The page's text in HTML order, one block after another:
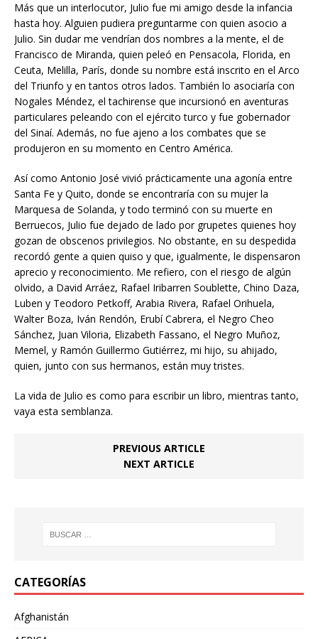
Más que un interlocutor, Julio fue mi amigo desde la infancia
hasta hoy. Alguien pudiera preguntarme con quien asocio a
Julio. Sin dudar me vendrían dos nombres a la mente, el de
Francisco de Miranda, quien peleó en Pensacola, Florida, en
Ceuta, Melilla, París, donde su nombre está inscrito en el Arco
del Triunfo y en tantos otros lados. También lo asociaría con
Nogales Méndez, el tachirense que incursionó en aventuras
particulares peleando con el ejército turco y fue gobernador
del Sinaí. Además, no fue ajeno a los combates que se
produjeron en su momento en Centro América.
Así como Antonio José vivió prácticamente una agonía entre
Santa Fe y Quito, donde se encontraría con su mujer la
Marquesa de Solanda, y todo terminó con su muerte en
Berruecos, Julio fue dejado de lado por grupetes quienes hoy
gozan de obscenos privilegios. No obstante, en su despedida
recordó gente a quien quiso y que, igualmente, le dispensaron
aprecio y reconocimiento. Me refiero, con el riesgo de algún
olvido, a David Arráez, Rafael Iribarren Soublette, Chino Daza,
Luben y Teodoro Petkoff, Arabia Rivera, Rafael Orihuela,
Walter Boza, Iván Rendón, Erubí Cabrera, el Negro Cheo
Sánchez, Juan Viloria, Elizabeth Fassano, el Negro Muñoz,
Memel, y Ramón Guillermo Gutiérrez, mi hijo, su ahijado,
quien, junto con sus hermanos, están muy tristes.
La vida de Julio es como para escribir un libro, mientras tanto,
vaya esta semblanza.
PREVIOUS ARTICLE
NEXT ARTICLE
CATEGORÍAS
Afghanistán